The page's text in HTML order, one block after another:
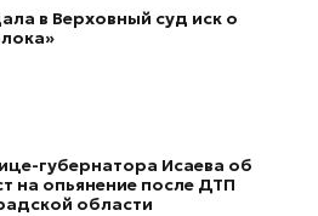
в Верховный суд иск о
губернатора Исаева об
на опьянение после ДТП
области